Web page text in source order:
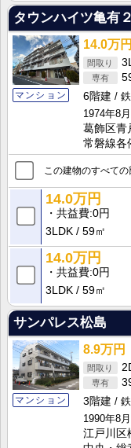
タウンハイツ亀有
マンション
14.0万円
6階建
1974年8月
葛飾区青
常磐線各
この建物のすべて
14.0万円
共益費 0円
3LDK
59㎡
14.0万円
共益費 0円
3LDK
59㎡
サンパレス松島
マンション
8.9万円
3階建
1990年8月
江戸川区